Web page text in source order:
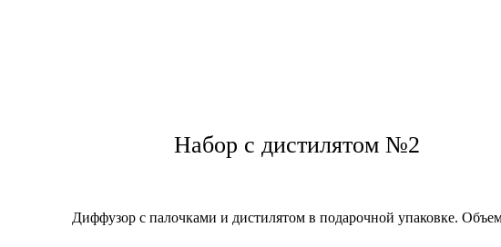
Набор с дистилятом №2
Диффузор с палочками и дистилятом в подарочной упаковке.